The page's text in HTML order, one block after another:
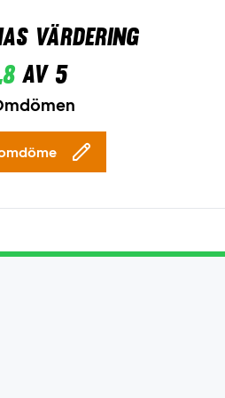
värdering
av 5